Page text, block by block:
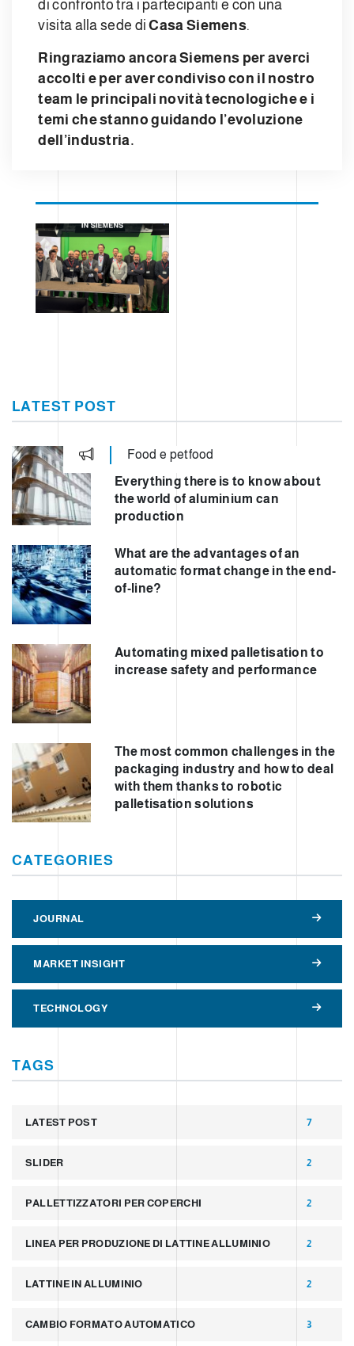
di confronto tra i partecipanti e con una
visita alla sede diCasa Siemens.
Ringraziamo ancora Siemens per averci
accolti e per aver condiviso con il nostro
team le principali novità tecnologiche e i
temi che stanno guidando l’evoluzione
dell’industria.
LATEST POST
Food e petfood
Everything there is to know about
the world of aluminium can
production
What are the advantages of an
automatic format change in the end-
of-line?
Automating mixed palletisation to
increase safety and performance
The most common challenges in the
packaging industry and how to deal
with them thanks to robotic
palletisation solutions
CATEGORIES
JOURNAL
MARKET INSIGHT
TECHNOLOGY
TAGS
LATEST POST 7
SLIDER 2
PALLETTIZZATORI PER COPERCHI 2
LINEA PER PRODUZIONE DI LATTINE ALLUMINIO 2
LATTINE IN ALLUMINIO 2
CAMBIO FORMATO AUTOMATICO 3